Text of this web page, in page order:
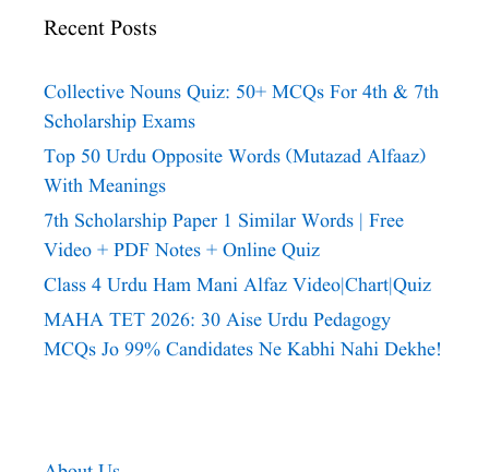
Recent Posts
Collective Nouns Quiz: 50+ MCQs For 4th & 7th
Scholarship Exams
Top 50 Urdu Opposite Words (Mutazad Alfaaz)
With Meanings
7th Scholarship Paper 1 Similar Words | Free
Video + PDF Notes + Online Quiz
Class 4 Urdu Ham Mani Alfaz Video|chart|quiz
MAHA TET 2026: 30 Aise Urdu Pedagogy
MCQs Jo 99% Candidates Ne Kabhi Nahi Dekhe!